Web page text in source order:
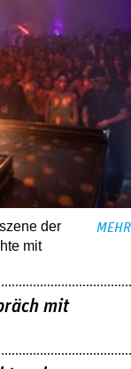
der
mit
MEHR
mit